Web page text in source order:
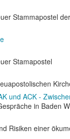
Stammapostel
Stamapostel
und ACK -
in Baden
Risiken einer